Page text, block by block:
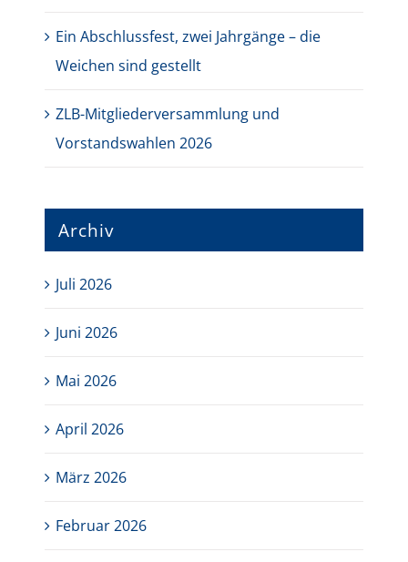
Ein Abschlussfest, zwei Jahrgänge – die
Weichen sind gestellt
ZLB-Mitgliederversammlung und
Vorstandswahlen 2026
Archiv
Juli 2026
Juni 2026
Mai 2026
April 2026
März 2026
Februar 2026